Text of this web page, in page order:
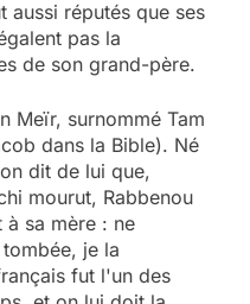
aussi réputés que ses
pas la
de son grand-père.
Meïr, surnommé Tam
dans la Bible). Né
dit de lui que,
mourut, Rabbenou
à sa mère : ne
je la
fut l'un des